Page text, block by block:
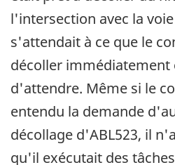
l'intersection avec la
s'attendait à ce que le
décoller
d'attendre. Même si le
entendu la demande
décollage d'ABL523, il
qu'il exécutait des